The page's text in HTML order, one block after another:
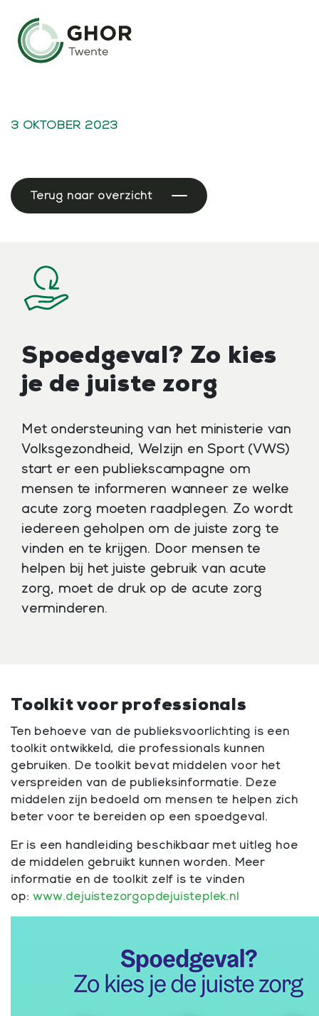
3 OKTOBER 2023
Terug naar overzicht
Spoedgeval? Zo kies
je de juiste zorg
Met ondersteuning van het ministerie van
Volksgezondheid, Welzijn en Sport (VWS)
start er een publiekscampagne om
mensen te informeren wanneer ze welke
acute zorg moeten raadplegen. Zo wordt
iedereen geholpen om de juiste zorg te
vinden en te krijgen. Door mensen te
helpen bij het juiste gebruik van acute
zorg, moet de druk op de acute zorg
verminderen.
Toolkit voor professionals
Ten behoeve van de publieksvoorlichting is een
toolkit ontwikkeld, die professionals kunnen
gebruiken. De toolkit bevat middelen voor het
verspreiden van de publieksinformatie. Deze
middelen zijn bedoeld om mensen te helpen zich
beter voor te bereiden op een spoedgeval.
Er is een handleiding beschikbaar met uitleg hoe
de middelen gebruikt kunnen worden. Meer
informatie en de toolkit zelf is te vinden
op:www.dejuistezorgopdejuisteplek.nl